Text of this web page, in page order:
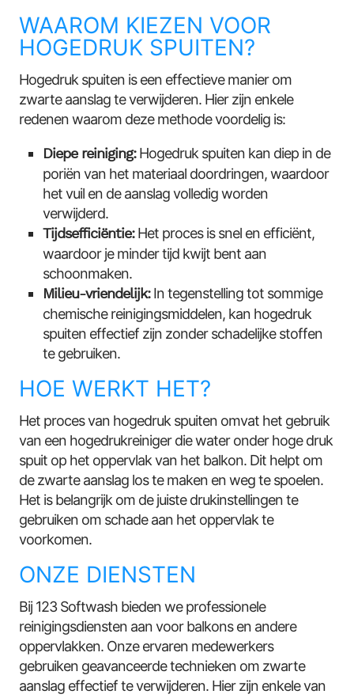
WAAROM KIEZEN VOOR
HOGEDRUK SPUITEN?
Hogedruk spuiten is een effectieve manier om
zwarte aanslag te verwijderen. Hier zijn enkele
redenen waarom deze methode voordelig is:
Diepe reiniging:Hogedruk spuiten kan diep in de
poriën van het materiaal doordringen, waardoor
het vuil en de aanslag volledig worden
verwijderd.
Tijdsefficiëntie:Het proces is snel en efficiënt,
waardoor je minder tijd kwijt bent aan
schoonmaken.
Milieu-vriendelijk:In tegenstelling tot sommige
chemische reinigingsmiddelen, kan hogedruk
spuiten effectief zijn zonder schadelijke stoffen
te gebruiken.
HOE WERKT HET?
Het proces van hogedruk spuiten omvat het gebruik
van een hogedrukreiniger die water onder hoge druk
spuit op het oppervlak van het balkon. Dit helpt om
de zwarte aanslag los te maken en weg te spoelen.
Het is belangrijk om de juiste drukinstellingen te
gebruiken om schade aan het oppervlak te
voorkomen.
ONZE DIENSTEN
Bij 123 Softwash bieden we professionele
reinigingsdiensten aan voor balkons en andere
oppervlakken. Onze ervaren medewerkers
gebruiken geavanceerde technieken om zwarte
aanslag effectief te verwijderen. Hier zijn enkele van